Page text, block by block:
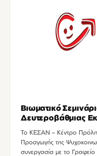
Βιωματικό
Δευτεροβάθμιας
Το ΚΕΣΑΝ – Κέντρο
Προαγωγής της
συνεργασία με το